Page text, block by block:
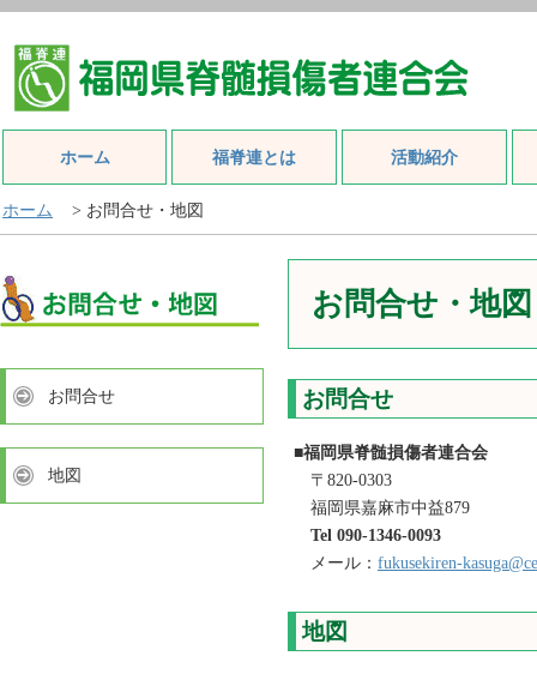
ホーム 福脊連とは 活動紹介
ホーム > お問合せ・地図
お問合せ・地図
お問合せ
■福岡県脊髄損傷者連合会
〒820-0303
福岡県嘉麻市中益879
Tel 090-1346-0093
メール： fukusekiren-
地図
お問合せ
地図